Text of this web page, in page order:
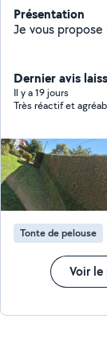
Présentation
Je vous
Dernier avis
Il y a 19 jours
Très réactif et
Tonte de pelouse
Voir